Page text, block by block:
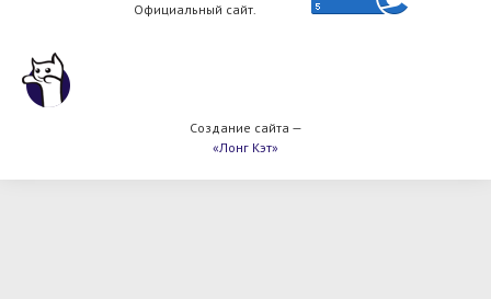
Официальный сайт.
Создание сайта —
«Лонг Кэт»